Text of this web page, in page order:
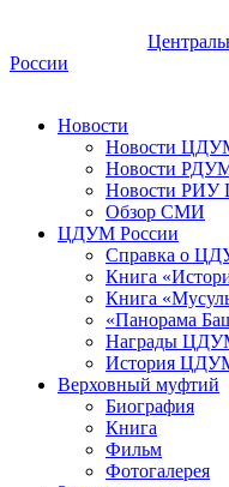
России
Новости
Новости
Новости
Новости РИУ
Обзор СМИ
ЦДУМ России
Справка о
Книга
Книга
«Панорама
Награды
История
Верховный муфтий
Биография
Книга
Фильм
Фотогалерея